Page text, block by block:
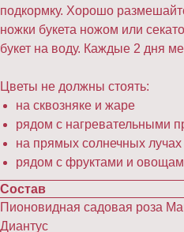
подкормку. Хорошо
ножки букета ножом или
букет на воду. Каждые 2 дня
Цветы не должны стоять:
на сквозняке и жаре
рядом с нагревательными
на прямых солнечных лучах
рядом с фруктами и
Состав
Пионовидная садовая роза
Диантус